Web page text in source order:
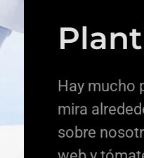
Hay mucho
mira
sobre